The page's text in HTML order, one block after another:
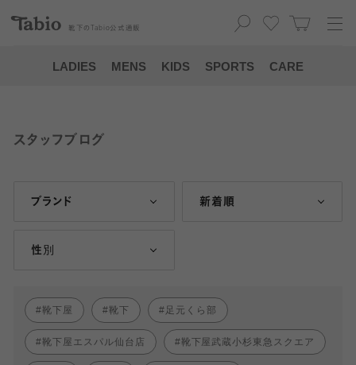
靴下の Tabio 公式通販
LADIES MENS KIDS SPORTS CARE
スタッフブログ
ブランド 新着順
性別
靴下屋 靴下 足元くら部
靴下屋エスパル仙台店 靴下屋武蔵小杉東急スクエア